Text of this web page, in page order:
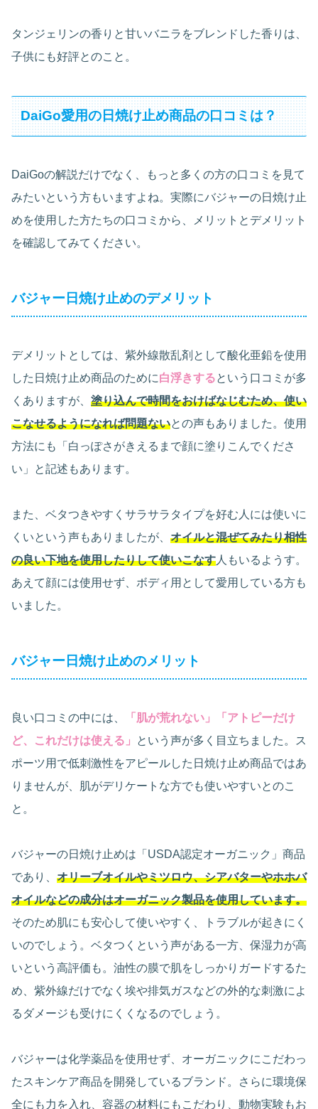
タンジェリンの香りと甘いバニラをブレンドした香りは、
子供にも好評とのこと。
DaiGo愛用の日焼け止め商品の口コミは？
DaiGoの解説だけでなく、もっと多くの方の口コミを見て
みたいという方もいますよね。実際にバジャーの日焼け止
めを使用した方たちの口コミから、メリットとデメリット
を確認してみてください。
バジャー日焼け止めのデメリット
デメリットとしては、紫外線散乱剤として酸化亜鉛を使用
した日焼け止め商品のために白浮きするという口コミが多
くありますが、 塗り込んで時間をおけばなじむため、使い
こなせるようになれば問題ないとの声もありました。使用
方法にも「白っぽさがきえるまで顔に塗りこんでくださ
い」と記述もあります。
また、ベタつきやすくサラサラタイプを好む人には使いに
くいという声もありましたが、 オイルと混ぜてみたり相性
の良い下地を使用したりして使いこなす 人もいるようす。
あえて顔には使用せず、ボディ用として愛用している方も
いました。
バジャー日焼け止めのメリット
良い口コミの中には、
「肌が荒れない」「アトピーだけ
ど、これだけは使える」
という声が多く目立ちました。ス
ポーツ用で低刺激性をアピールした日焼け止め商品ではあ
りませんが、肌がデリケートな方でも使いやすいとのこ
と。
バジャーの日焼け止めは「USDA認定オーガニック」商品
であり、 オリーブオイルやミツロウ、シアバターやホホバ
オイルなどの成分はオーガニック製品を使用しています。
そのため肌にも安心して使いやすく、トラブルが起きにく
いのでしょう。ベタつくという声がある一方、保湿力が高
いという高評価も。油性の膜で肌をしっかりガードするた
め、紫外線だけでなく埃や排気ガスなどの外的な刺激によ
るダメージも受けにくくなるのでしょう。
バジャーは化学薬品を使用せず、オーガニックにこだわっ
たスキンケア商品を開発しているブランド。さらに環境保
全にも力を入れ、容器の材料にもこだわり、動物実験もお